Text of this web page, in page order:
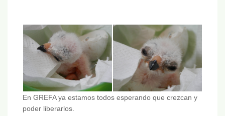
En GREFA ya estamos todos esperando que crezcan y
poder liberarlos.